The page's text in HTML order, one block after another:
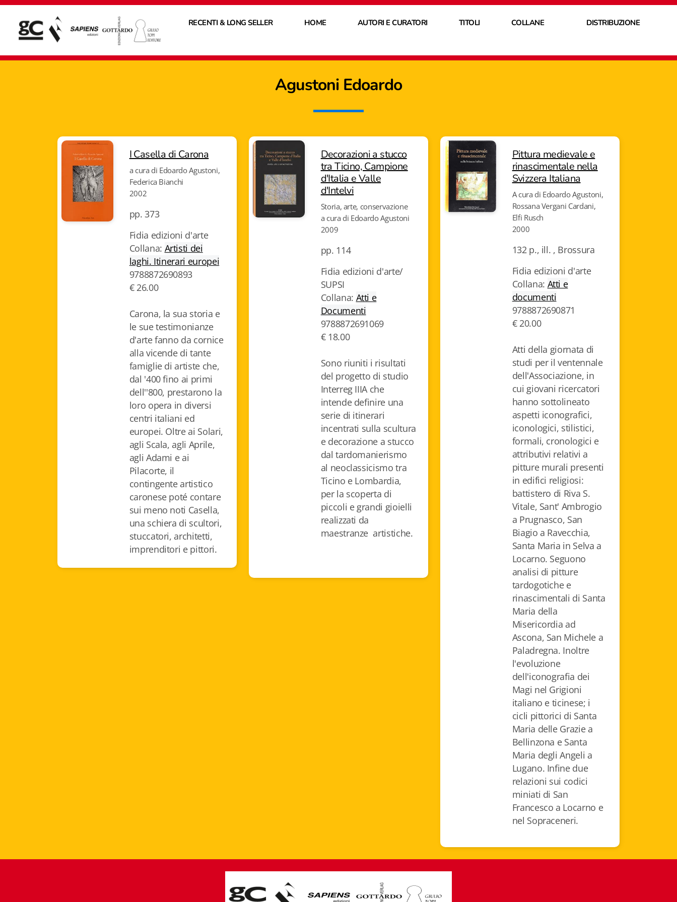
RECENTI & LONG SELLER HOME AUTORI E CURATORI TITOLI COLLANE DISTRIBUZIONE
Agustoni Edoardo
I Casella di Carona
a cura di Edoardo Agustoni,
Federica Bianchi
2002
pp. 373
Fidia edizioni d'arte
Collana: Artisti dei
laghi. Itinerari europei
9788872690893
€ 26.00
Carona, la sua storia e
le sue testimonianze
d'arte fanno da cornice
alla vicende di tante
famiglie di artiste che,
dal '400 fino ai primi
dell''800, prestarono la
loro opera in diversi
centri italiani ed
europei. Oltre ai Solari,
agli Scala, agli Aprile,
agli Adami e ai
Pilacorte, il
contingente artistico
caronese poté contare
sui meno noti Casella,
una schiera di scultori,
stuccatori, architetti,
imprenditori e pittori.
Decorazioni a stucco
tra Ticino, Campione
d'Italia e Valle
d'Intelvi
Storia, arte, conservazione
a cura di Edoardo Agustoni
2009
pp. 114
Fidia edizioni d'arte/
SUPSI
Collana: Atti e
Documenti
9788872691069
€ 18.00
Sono riuniti i risultati
del progetto di studio
Interreg IIIA che
intende definire una
serie di itinerari
incentrati sulla scultura
e decorazione a stucco
dal tardomanierismo
al neoclassicismo tra
Ticino e Lombardia,
per la scoperta di
piccoli e grandi gioielli
realizzati da
maestranze artistiche.
Pittura medievale e
rinascimentale nella
Svizzera Italiana
A cura di Edoardo Agustoni,
Rossana Vergani Cardani,
Elfi Rusch
2000
132 p., ill. , Brossura
Fidia edizioni d'arte
Collana: Atti e
documenti
9788872690871
€ 20.00
Atti della giornata di
studi per il ventennale
dell'Associazione, in
cui giovani ricercatori
hanno sottolineato
aspetti iconografici,
iconologici, stilistici,
formali, cronologici e
attributivi relativi a
pitture murali presenti
in edifici religiosi:
battistero di Riva S.
Vitale, Sant' Ambrogio
a Prugnasco, San
Biagio a Ravecchia,
Santa Maria in Selva a
Locarno. Seguono
analisi di pitture
tardogotiche e
rinascimentali di Santa
Maria della
Misericordia ad
Ascona, San Michele a
Paladregna. Inoltre
l'evoluzione
dell'iconografia dei
Magi nel Grigioni
italiano e ticinese; i
cicli pittorici di Santa
Maria delle Grazie a
Bellinzona e Santa
Maria degli Angeli a
Lugano. Infine due
relazioni sui codici
miniati di San
Francesco a Locarno e
nel Sopraceneri.